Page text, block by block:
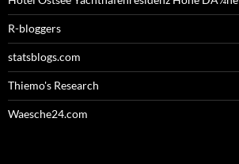
R-bloggers
statsblogs.com
Thiemo's Research
Waesche24.com